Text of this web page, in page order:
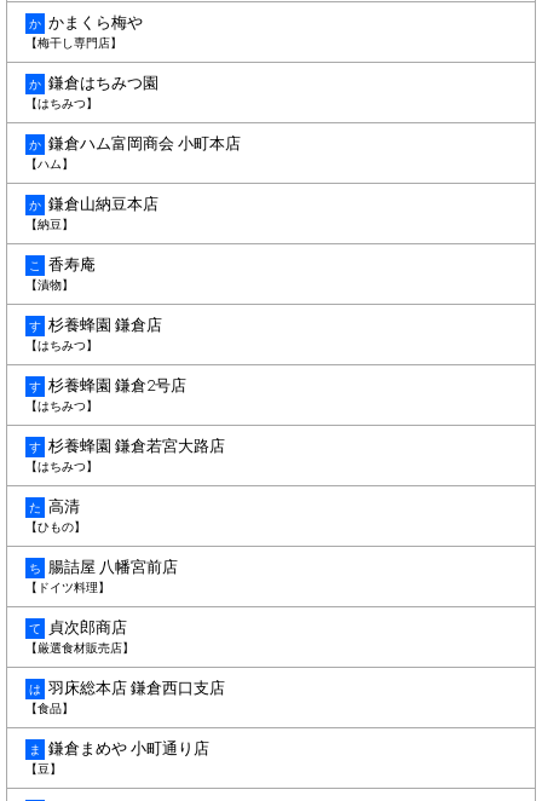
か かまくら梅や
【梅干し専門店】
か 鎌倉はちみつ園
【はちみつ】
か 鎌倉ハム富岡商会 小町本店
【ハム】
か 鎌倉山納豆本店
【納豆】
こ 香寿庵
【漬物】
す 杉養蜂園 鎌倉店
【はちみつ】
す 杉養蜂園 鎌倉2号店
【はちみつ】
す 杉養蜂園 鎌倉若宮大路店
【はちみつ】
た 高清
【ひもの】
ち 腸詰屋 八幡宮前店
【ドイツ料理】
て 貞次郎商店
【厳選食材販売店】
は 羽床総本店 鎌倉西口支店
【食品】
ま 鎌倉まめや 小町通り店
【豆】